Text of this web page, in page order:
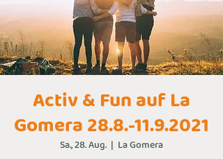
Activ & Fun auf La
Gomera 28.8.-11.9.2021
Sa., 28. Aug.
  |
La Gomera